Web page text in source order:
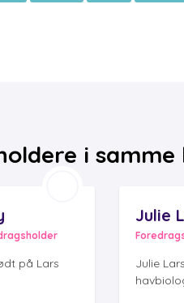
i
på Lars
Julie
Julie